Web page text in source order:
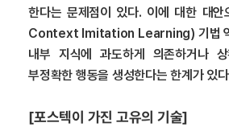
한다는 문제점이 있다. 이에 대한 대
Context Imitation Learning) 기법 역
내부 지식에 과도하게 의존하거나
부정확한 행동을 생성한다는 한계가 있
[포스텍이 가진 고유의 기술]